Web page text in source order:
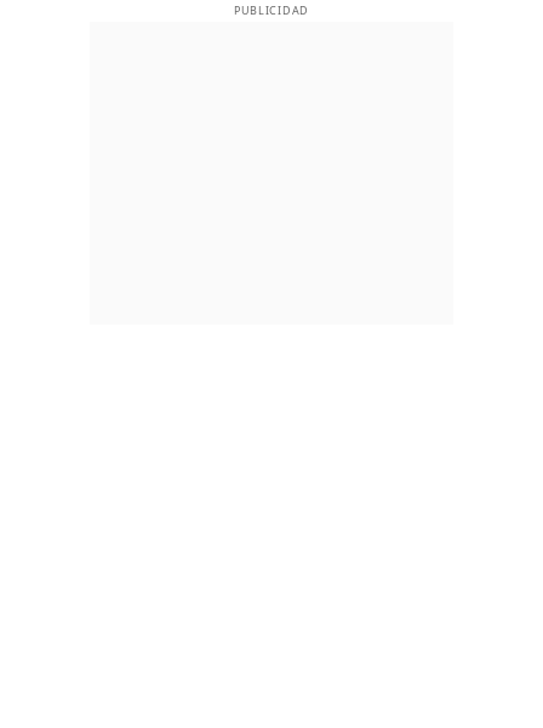
PUBLICIDAD